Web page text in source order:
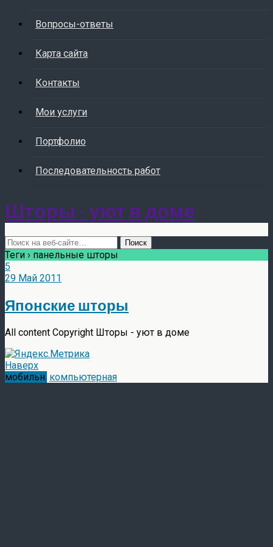
Вопросы-ответы
Карта сайта
Контакты
Мои услуги
Портфолио
Последовательность работ
Шторы - уют в доме
Теги › панельные шторы
5
29 Май 2011
Японские шторы
All content Copyright Шторы - уют в доме
Наверх
мобильн. компьютерная